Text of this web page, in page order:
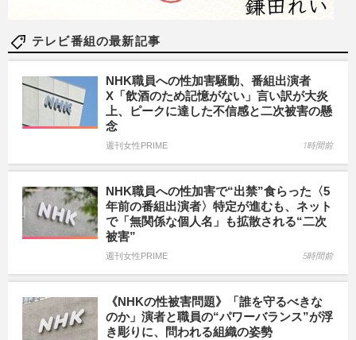
テレビ番組の最新記事
NHK職員への性加害騒動、番組出演者
X「飲酒のため記憶がない」言い訳が大炎
上、ピークに達した不信感と二次被害の懸
念
週刊女性PRIME 1時間前
NHK職員への性加害で“出禁”食らった〈5
年前の番組出演者〉特定が進むも、ネット
で「無関係な個人名」も拡散される“二次
被害”
週刊女性PRIME 5時間前
《NHKの性被害問題》「誰を守るべきな
のか」演者と職員の“パワーバランス”が浮
き彫りに、問われる組織の姿勢